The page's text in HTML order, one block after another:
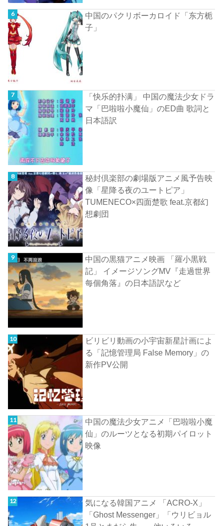
中国のパクリボーカロイド「东方栀
子」
「快乐的扑满」 中国の魔法少女ドラ
マ「巴啦啦小魔仙」のED曲 歌詞と
日本語訳
秘封倶楽部の劇場版アニメ風予告映
像「星降る夜のユートピア」
TUMENECO×四面楚歌 feat.京都幻
想劇団
中国の黒猫アニメ映画 「羅小黒戦
記」 イメージソングMV『走過世界
每個角落』の日本語訳など
ビリビリ動画の小宇宙新星計画によ
る「記憶管理局 False Memory」の
新作PV公開
中国の魔法少女アニメ「巴啦啦小魔
仙」のルーツとなる初期パイロット
映像
気になる韓国アニメ 「ACRO-X」
「Ghost Messenger」「ウリビョル